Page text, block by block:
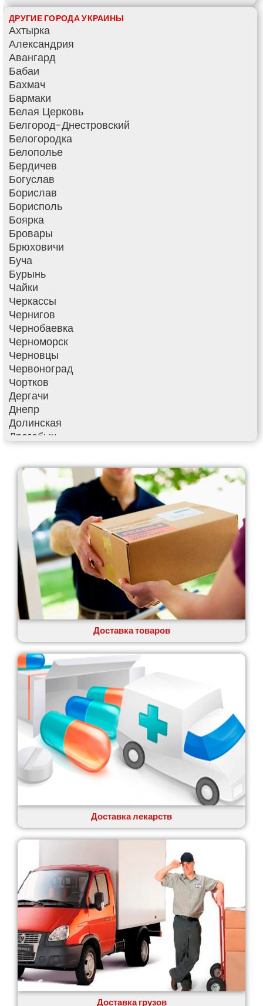
Купить и доставить
Обратная доставка
Быстрая курьерская доставка
Доставка за 60 минут
Доставить товар клиенту
Заказ еды на дом
АТБ доставка
Сильпо доставка
Варус доставка
Ашан доставка
ДРУГИЕ ГОРОДА УКРАИНЫ
Ахтырка
Александрия
Авангард
Бабаи
Бахмач
Бармаки
Белая Церковь
Белгород-Днестровский
Белогородка
Белополье
Бердичев
Богуслав
Борислав
Борисполь
Боярка
Бровары
Брюховичи
Буча
Бурынь
Чайки
Черкассы
Чернигов
Чернобаевка
Черноморск
Черновцы
Червоноград
Чортков
Дергачи
Днепр
Долинская
Дрогобыч
Фонтанка
Гатное
Глеваха
Горишние Плавни
Гостомель
Харьков
Херсон
Хмельницкий
Хмельник
Ирпень
Ивано-Франковск
Измаил
Кагарлык
Калуш
Каменец-Подольский
Каменка
Каменское
Казатин
Кобеляки
Коцюбинское
Конотоп
Коростень
Корсунь-Шевченковский
Ковель
Козин
Кременчуг
Кременец
Кривой Рог
Кролевец
Кропивницкий
Крыховцы
Крюковщина
Крыжановка
Ладыжин
Лесники
Доставка товаров
Доставка лекарств
Доставка грузов